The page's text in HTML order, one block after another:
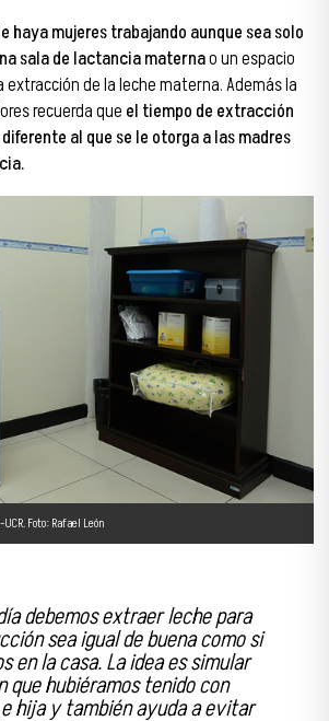
haya mujeres trabajando aunque sea solo
sala de lactancia maternao un espacio
extracción de la leche materna. Además la
recuerda que el tiempo de extracción
al que se le otorga a las madres
Foto: Rafael León
debemos extraer leche para
sea igual de buena como si
en la casa. La idea es simular
que hubiéramos tenido con
hija y también ayuda a evitar